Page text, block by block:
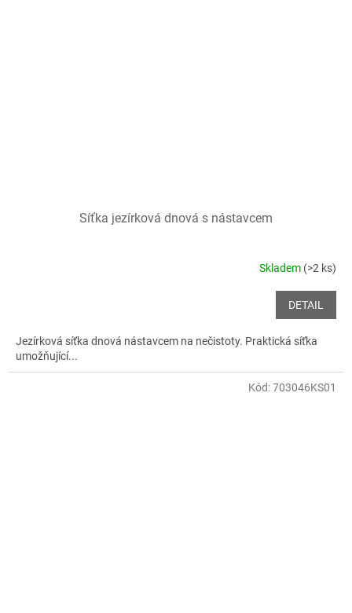
Síťka jezírková dnová s nástavcem
Skladem (>2 ks)
DETAIL
Jezírková síťka dnová nástavcem na nečistoty. Praktická síťka
umožňující...
Kód:703046KS01